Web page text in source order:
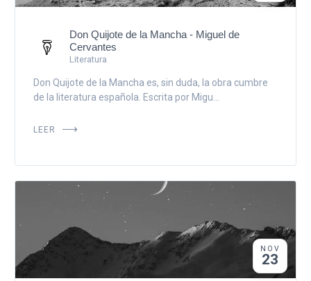
Don Quijote de la Mancha - Miguel de
Cervantes
Literatura
Don Quijote de la Mancha es, sin duda, la obra cumbre
de la literatura española. Escrita por Migu...
LEER
NOV
23